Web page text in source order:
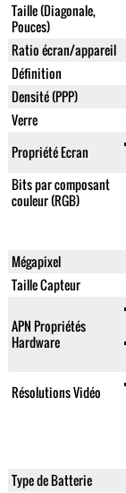
Taille (Diagonale,
Pouces)
Ratio écran/appareil
Définition
Densité (PPP)
Verre
Propriété Ecran
Bits par composant
couleur (RGB)
Mégapixel
Taille Capteur
APN Propriétés
Hardware
Résolutions Vidéo
Type de Batterie